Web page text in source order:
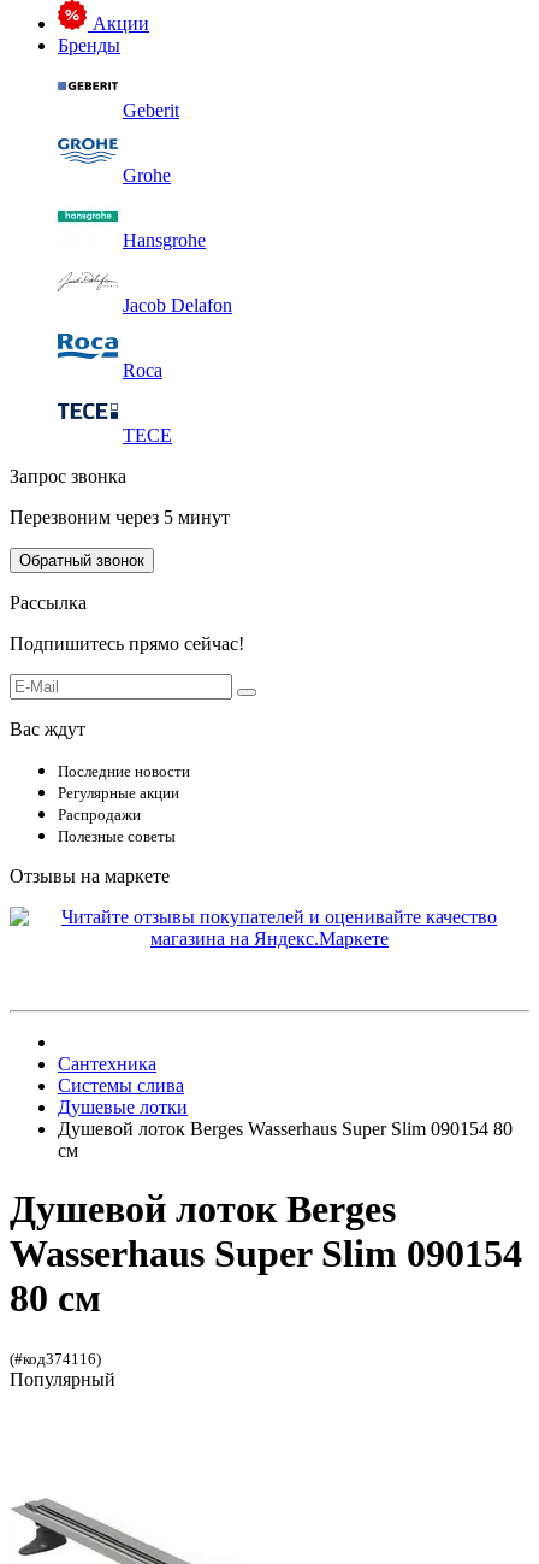
Акции
Бренды
Geberit
Grohe
Hansgrohe
Jacob Delafon
Roca
TECE
Запрос звонка
Перезвоним через 5 минут
Обратный звонок
Рассылка
Подпишитесь прямо сейчас!
Вас ждут
Последние новости
Регулярные акции
Распродажи
Полезные советы
Отзывы на маркете
Сантехника
Системы слива
Душевые лотки
Душевой лоток Berges Wasserhaus Super Slim 090154 80
см
Душевой лоток Berges
Wasserhaus Super Slim 090154
80 см
(#код374116)
Популярный